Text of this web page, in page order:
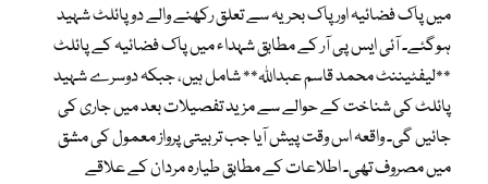
میں پاک فضائیہ اور پاک بحریہ سے تعلق رکھنے والے دو پائلٹ شہید
ہوگئے۔ آئی ایس پی آر کے مطابق شہداء میں پاک فضائیہ کے پائلٹ
**لیفٹیننٹ محمد قاسم عبداللہ** شامل ہیں، جبکہ دوسرے شہید
پائلٹ کی شناخت کے حوالے سے مزید تفصیلات بعد میں جاری کی
جائیں گی۔ واقعہ اس وقت پیش آیا جب تربیتی پرواز معمول کی مشق
میں مصروف تھی۔ اطلاعات کے مطابق طیارہ مردان کے علاقے